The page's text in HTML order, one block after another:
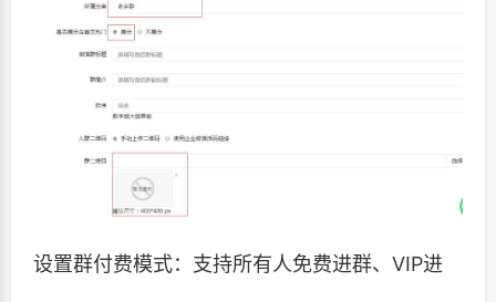
设置群付费模式：支持所有人免费进群、VIP进